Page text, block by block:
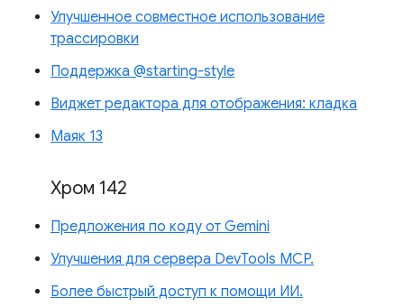
Улучшенное совместное использование
трассировки
Поддержка @starting-style
Виджет редактора для отображения: кладка
Маяк 13
Хром 142
Предложения по коду от Gemini
Улучшения для сервера DevTools MCP.
Более быстрый доступ к помощи ИИ.